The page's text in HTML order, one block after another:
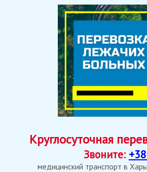
Круглосуточная
Звоните:
медицинский транспорт в